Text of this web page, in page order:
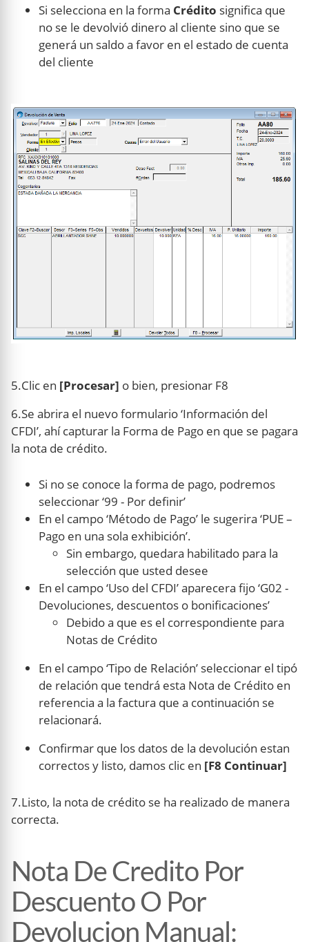
Si selecciona en la forma Crédito significa que
no se le devolvió dinero al cliente sino que se
generá un saldo a favor en el estado de cuenta
del cliente
5.Clic en [Procesar] o bien, presionar F8
6.Se abrira el nuevo formulario ‘Información del
CFDI’, ahí capturar la Forma de Pago en que se pagara
la nota de crédito.
Si no se conoce la forma de pago, podremos
seleccionar ‘99 - Por definir’
En el campo ‘Método de Pago’ le sugerira ‘PUE –
Pago en una sola exhibición’.
Sin embargo, quedara habilitado para la
selección que usted desee
En el campo ‘Uso del CFDI’ aparecera fijo ‘G02 -
Devoluciones, descuentos o bonificaciones’
Debido a que es el correspondiente para
Notas de Crédito
En el campo ‘Tipo de Relación’ seleccionar el tipó
de relación que tendrá esta Nota de Crédito en
referencia a la factura que a continuación se
relacionará.
Confirmar que los datos de la devolución estan
correctos y listo, damos clic en [F8 Continuar]
7.Listo, la nota de crédito se ha realizado de manera
correcta.
Nota De Credito Por
Descuento O Por
Devolucion Manual: